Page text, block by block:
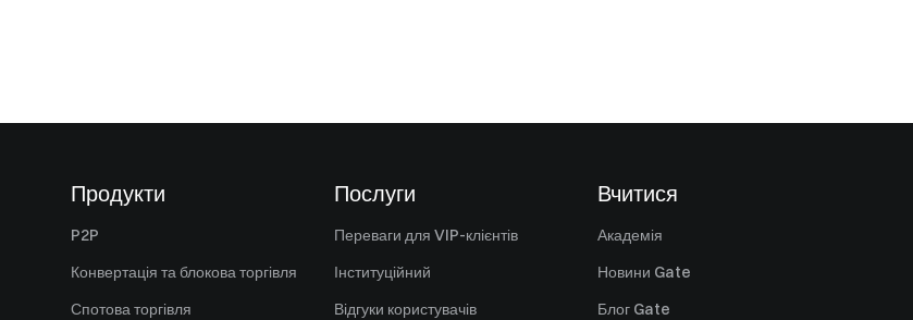
Продукти
P2P
Конвертація та блокова торгівля
Спотова торгівля
Послуги
Переваги для VIP-клієнтів
Інституційний
Відгуки користувачів
Вчитися
Академія
Новини Gate
Блог Gate